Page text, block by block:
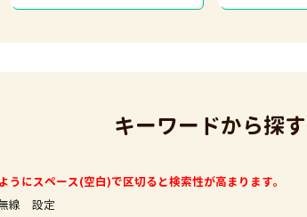
キーワードから探す
にスペース(空白)で区切ると検索性が高まります。
線 設定